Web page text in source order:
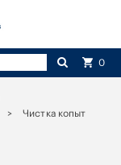
0
Чистка копыт